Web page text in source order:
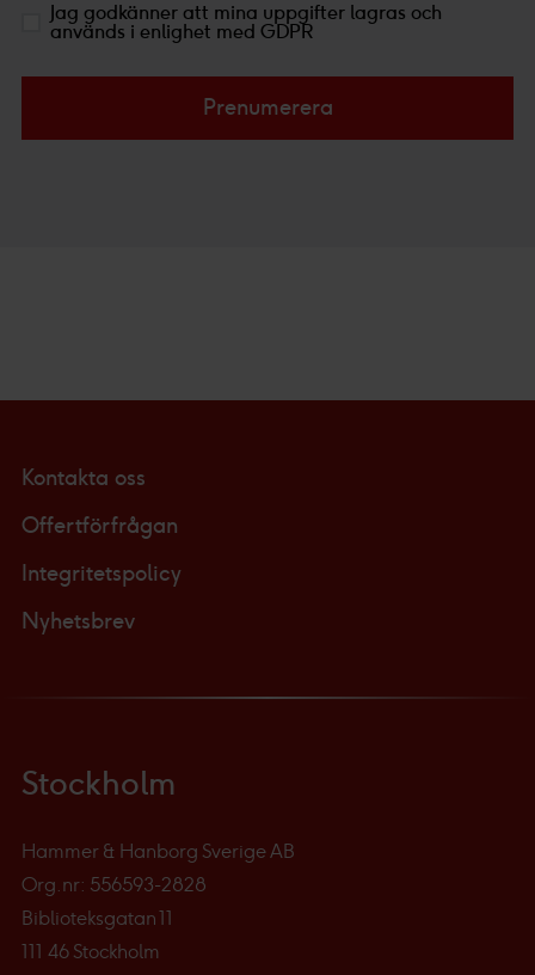
Jag godkänner att mina uppgifter lagras och
används i enlighet med GDPR
Prenumerera
Kontakta oss
Offertförfrågan
Integritetspolicy
Nyhetsbrev
Stockholm
Hammer & Hanborg Sverige AB
Org.nr: 556593-2828
Biblioteksgatan 11
111 46 Stockholm